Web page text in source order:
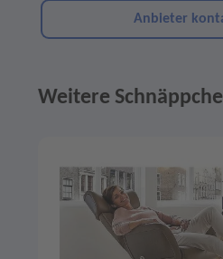
Anbieter
Weitere